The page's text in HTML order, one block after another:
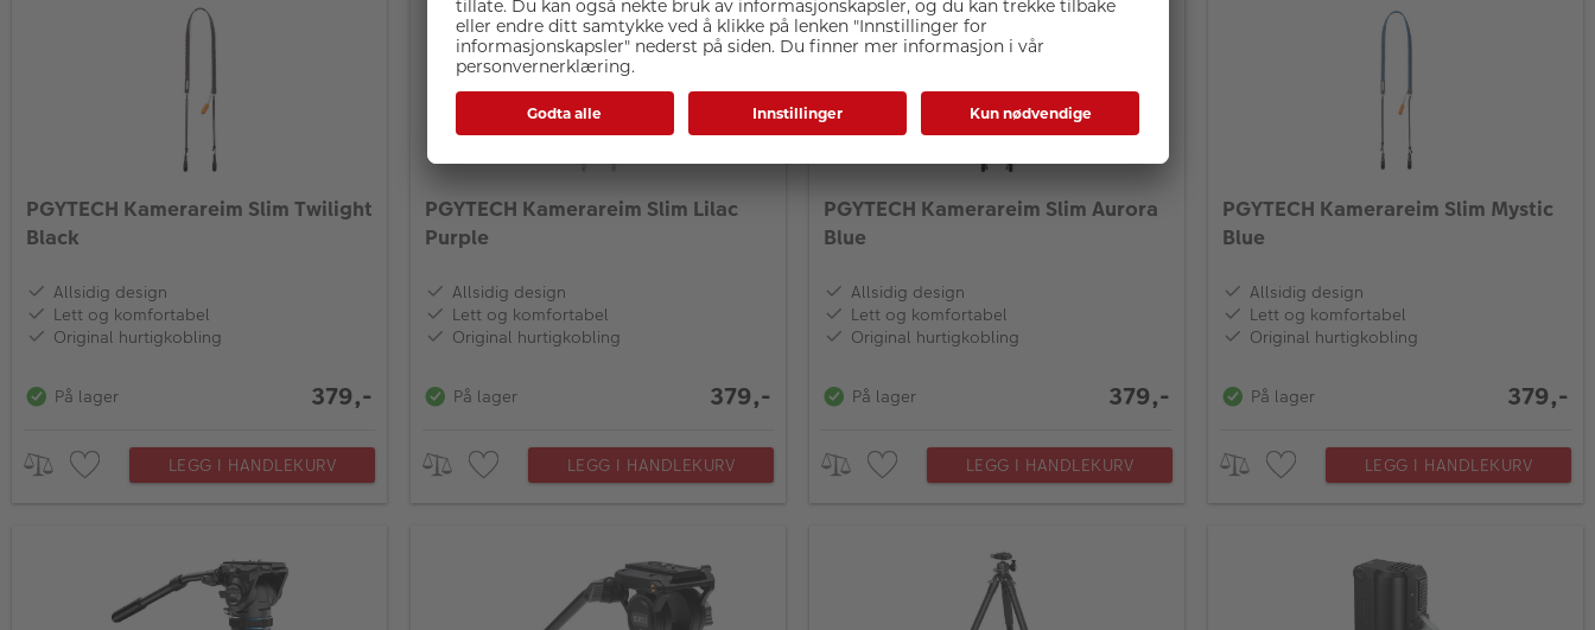
PGYTECH Kamerareim Slim Twilight
Black
Allsidig design
Lett og komfortabel
Original hurtigkobling
På lager 379,-
LEGG I HANDLEKURV
PGYTECH Kamerareim Slim Lilac
Purple
Allsidig design
Lett og komfortabel
Original hurtigkobling
På lager 379,-
LEGG I HANDLEKURV
PGYTECH Kamerareim Slim Aurora
Blue
Allsidig design
Lett og komfortabel
Original hurtigkobling
På lager 379,-
LEGG I HANDLEKURV
PGYTECH Kamerareim Slim Mystic
Blue
Allsidig design
Lett og komfortabel
Original hurtigkobling
På lager 379,-
LEGG I HANDLEKURV